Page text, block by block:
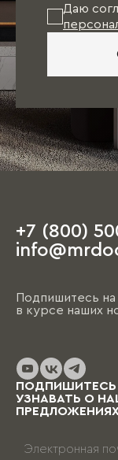
Даю
+7 (800)
Подпишитесь
в курсе наших
ПОДПИШИТЕСЬ
УЗНАВАТЬ О
ПРЕДЛОЖЕНИЯХ